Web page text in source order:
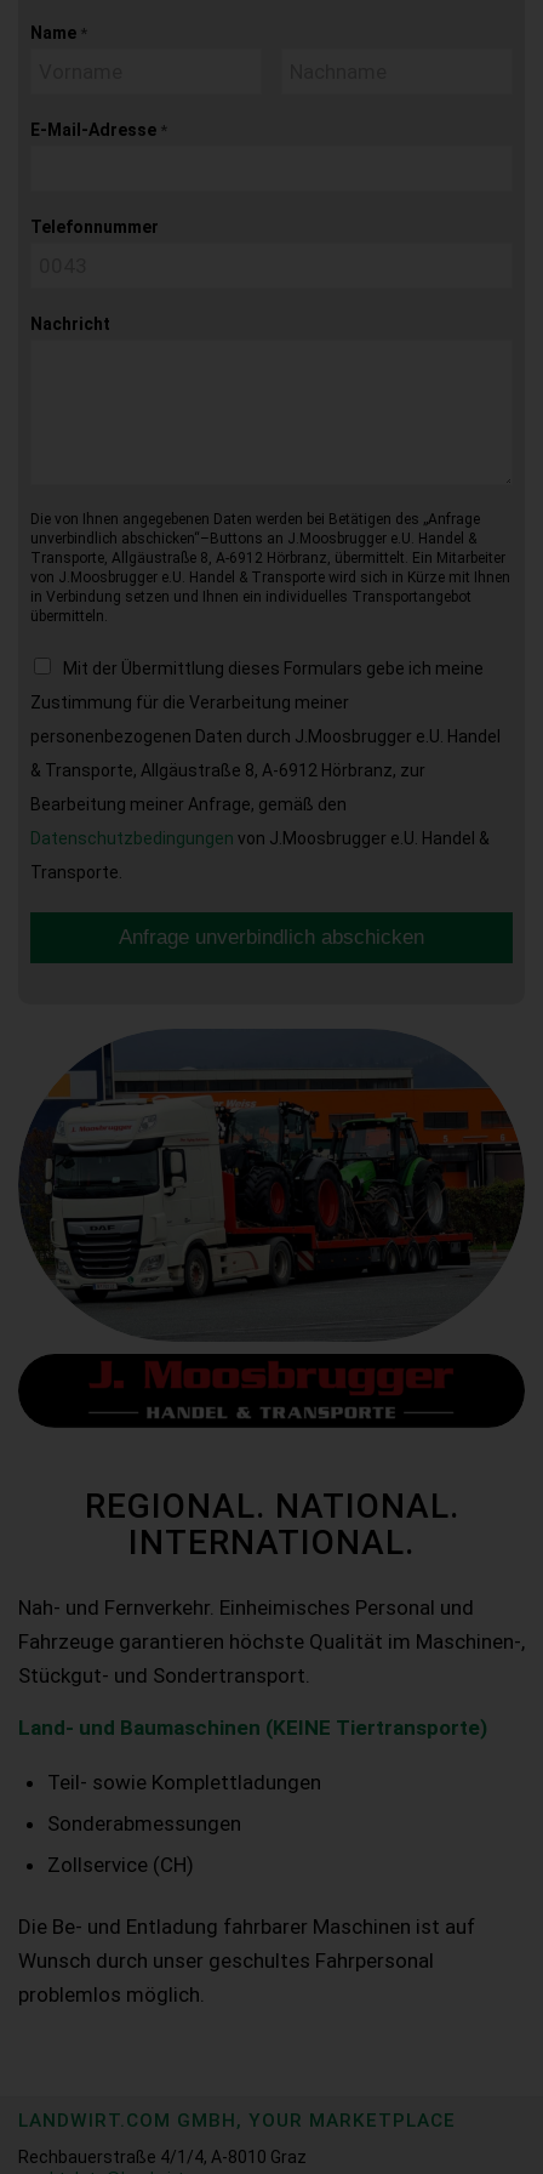
Name *
E-Mail-Adresse *
Telefonnummer
Nachricht
Die von Ihnen angegebenen Daten werden bei Betätigen des „Anfrage
unverbindlich abschicken“–Buttons an J.Moosbrugger e.U. Handel &
Transporte, Allgäustraße 8, A-6912 Hörbranz, übermittelt. Ein Mitarbeiter
von J.Moosbrugger e.U. Handel & Transporte wird sich in Kürze mit Ihnen
in Verbindung setzen und Ihnen ein individuelles Transportangebot
übermitteln.
Mit der Übermittlung dieses Formulars gebe ich meine
Zustimmung für die Verarbeitung meiner
personenbezogenen Daten durch J.Moosbrugger e.U. Handel
& Transporte, Allgäustraße 8, A-6912 Hörbranz, zur
Bearbeitung meiner Anfrage, gemäß den
Datenschutzbedingungen von J.Moosbrugger e.U. Handel &
Transporte.
Anfrage unverbindlich abschicken
REGIONAL. NATIONAL.
INTERNATIONAL.
Nah- und Fernverkehr. Einheimisches Personal und
Fahrzeuge garantieren höchste Qualität im Maschinen-,
Stückgut- und Sondertransport.
Land- und Baumaschinen (KEINE Tiertransporte)
Teil- sowie Komplettladungen
Sonderabmessungen
Zollservice (CH)
Die Be- und Entladung fahrbarer Maschinen ist auf
Wunsch durch unser geschultes Fahrpersonal
problemlos möglich.
LANDWIRT.COM GMBH, YOUR MARKETPLACE
Rechbauerstraße 4/1/4, A-8010 Graz